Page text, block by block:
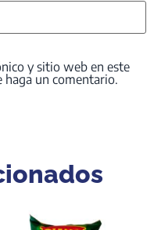
y sitio web en este
haga un comentario.